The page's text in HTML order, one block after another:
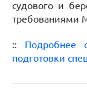
судового и
требованиями
:: Подробнее
подготовки